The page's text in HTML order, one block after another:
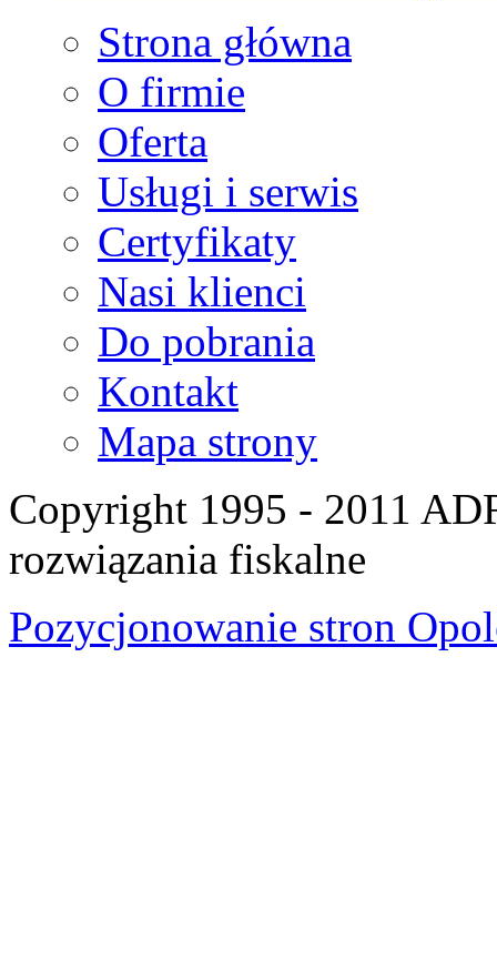
Strona główna
O firmie
Oferta
Usługi i serwis
Certyfikaty
Nasi klienci
Do pobrania
Kontakt
Mapa strony
Copyright 1995 - 2011
rozwiązania fiskalne
Pozycjonowanie stron